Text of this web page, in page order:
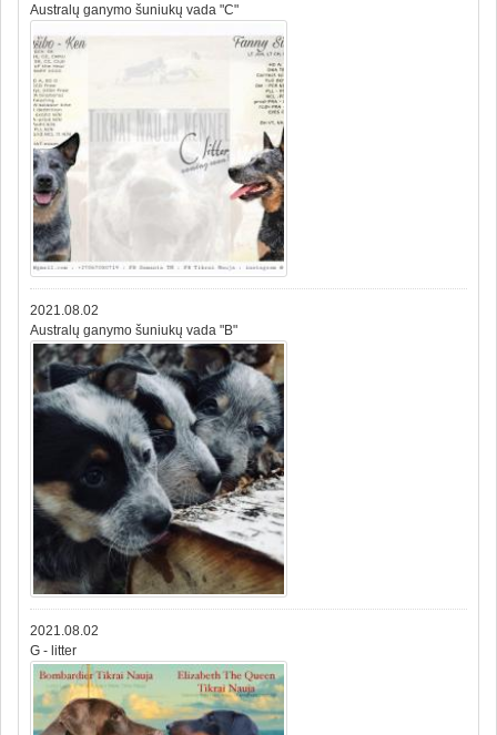
Australų ganymo šuniukų vada "C"
2021.08.02
Australų ganymo šuniukų vada "B"
2021.08.02
G - litter